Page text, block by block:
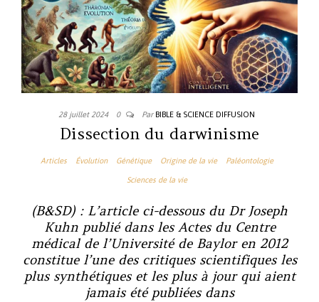
28 juillet 2024 0 Par BIBLE & SCIENCE DIFFUSION
Dissection du darwinisme
Articles Évolution Génétique Origine de la vie Paléontologie
Sciences de la vie
(B&SD) : L’article ci-dessous du Dr Joseph
Kuhn publié dans les Actes du Centre
médical de l’Université de Baylor en 2012
constitue l’une des critiques scientifiques les
plus synthétiques et les plus à jour qui aient
jamais été publiées dans